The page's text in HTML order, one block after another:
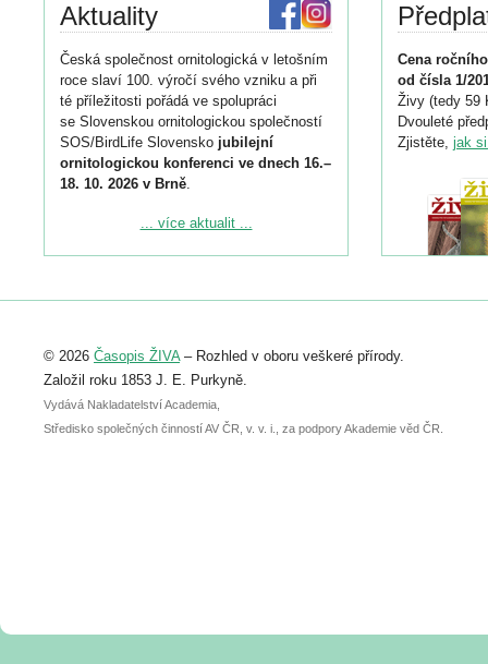
Aktuality
Česká společnost ornitologická v letošním
roce slaví 100. výročí svého vzniku a při
té příležitosti pořádá ve spolupráci
se Slovenskou ornitologickou společností
SOS/BirdLife Slovensko jubilejní
ornitologickou konferenci ve dnech 16.–
18. 10. 2026 v Brně.
Podrobnější informace ke konferenci
Registrovat se můžete do 6. září.
abstraktu přihlášené přednášky nebo
posteru je už 30. června.
... více aktualit ...
Cena
od čísla 1/
Živy (tedy 59
Dvouleté
Zjistěte, jak
© 2026 Časopis ŽIVA– Rozhled v oboru veškeré přírody.
Založil roku 1853 J. E. Purkyně.
Vydává Nakladatelství Academia,
Středisko společných činností AV ČR, v. v. i., za podpory Akademie věd ČR.